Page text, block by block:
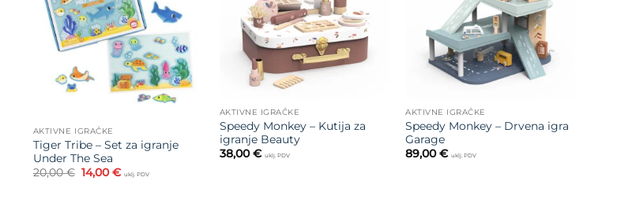
želja
AKTIVNE IGRAČKE
Tiger Tribe – Set za igranje
Under The Sea
20,00€ Izvorna
cijena
14,00€Trenutna
cijena
uklj. PDV
AKTIVNE IGRAČKE
Speedy Monkey – Kutija za
igranje Beauty
38,00€ uklj. PDV
AKTIVNE IGRAČKE
Speedy Monkey – Drvena igra
Garage
89,00€ uklj. PDV